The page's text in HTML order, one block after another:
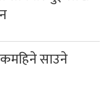
साउने